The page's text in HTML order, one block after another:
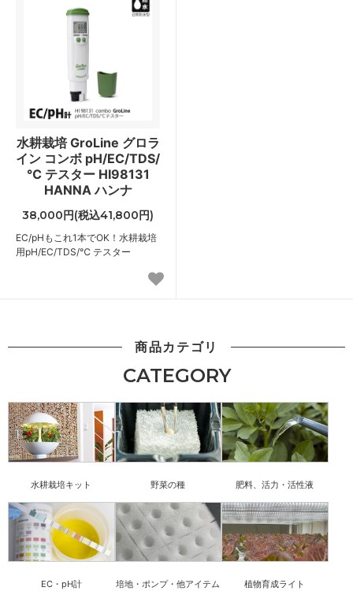
水耕栽培 GroLine グロラ
イン コンボ pH/EC/TDS/
℃ テスター HI98131
HANNA ハンナ
38,000円(税込41,800円)
EC/pHもこれ1本でOK！水耕栽培
用pH/EC/TDS/℃ テスター
商品カテゴリ
CATEGORY
水耕栽培キット 野菜の種 肥料、活力・活性液
EC・pH計 培地・ポンプ・他アイテム 植物育成ライト